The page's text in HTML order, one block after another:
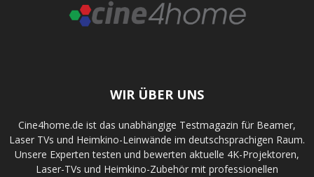
WIR ÜBER UNS
Cine4home.de ist das unabhängige Testmagazin für Beamer,
Laser TVs und Heimkino-Leinwände im deutschsprachigen Raum.
Unsere Experten testen und bewerten aktuelle 4K-Projektoren,
Laser-TVs und Heimkino-Zubehör mit professionellen